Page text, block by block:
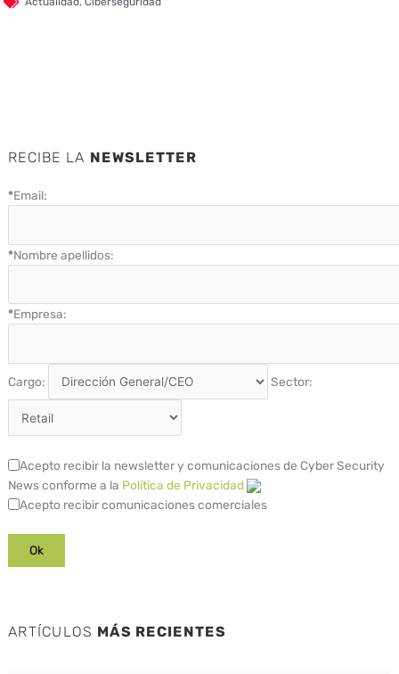
RECIBE LA NEWSLETTER
*Email:
*Nombre apellidos:
*Empresa:
Cargo: Sector:
Acepto recibir la newsletter y comunicaciones de Cyber Security
News conforme a la Política de Privacidad
Acepto recibir comunicaciones comerciales
ARTÍCULOS MÁS RECIENTES